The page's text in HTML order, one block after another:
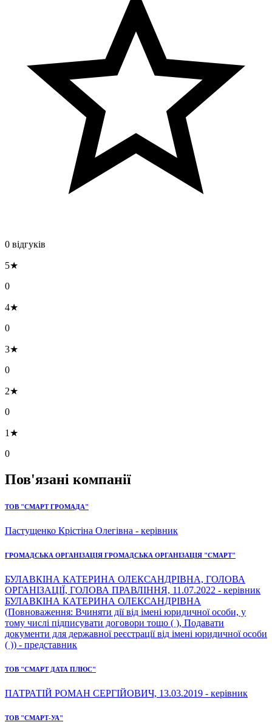
0 відгуків
5★
0
4★
0
3★
0
2★
0
1★
0
Пов'язані компанії
ТОВ "СМАРТ ГРОМАДА"
Пастущенко Крістіна Олегівна - керівник
ГРОМАДСЬКА ОРГАНІЗАЦІЯ ГРОМАДСЬКА ОРГАНІЗАЦІЯ "СМАРТ"
БУЛАВКІНА КАТЕРИНА ОЛЕКСАНДРІВНА, ГОЛОВА
ОРГАНІЗАЦІЇ, ГОЛОВА ПРАВЛІННЯ, 11.07.2022 - керівник
БУЛАВКІНА КАТЕРИНА ОЛЕКСАНДРІВНА
(Повноваження: Вчиняти дії від імені юридичної особи, у
тому числі підписувати договори тощо ( ), Подавати
документи для державної реєстрації від імені юридичної особи
( )) - представник
ТОВ "СМАРТ ДАТА ПЛЮС"
ПАТРАТІЙ РОМАН СЕРГІЙОВИЧ, 13.03.2019 - керівник
ТОВ "СМАРТ-УА"